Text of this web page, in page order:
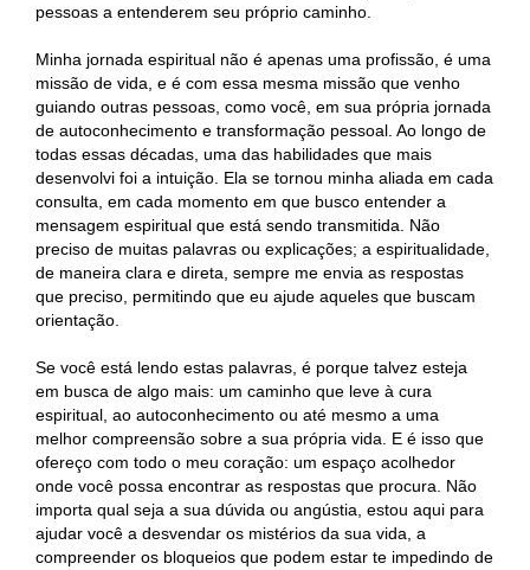
pessoas a entenderem seu próprio caminho.
Minha jornada espiritual não é apenas uma profissão, é uma
missão de vida, e é com essa mesma missão que venho
guiando outras pessoas, como você, em sua própria jornada
de autoconhecimento e transformação pessoal. Ao longo de
todas essas décadas, uma das habilidades que mais
desenvolvi foi a intuição. Ela se tornou minha aliada em cada
consulta, em cada momento em que busco entender a
mensagem espiritual que está sendo transmitida. Não
preciso de muitas palavras ou explicações; a espiritualidade,
de maneira clara e direta, sempre me envia as respostas
que preciso, permitindo que eu ajude aqueles que buscam
orientação.
Se você está lendo estas palavras, é porque talvez esteja
em busca de algo mais: um caminho que leve à cura
espiritual, ao autoconhecimento ou até mesmo a uma
melhor compreensão sobre a sua própria vida. E é isso que
ofereço com todo o meu coração: um espaço acolhedor
onde você possa encontrar as respostas que procura. Não
importa qual seja a sua dúvida ou angústia, estou aqui para
ajudar você a desvendar os mistérios da sua vida, a
compreender os bloqueios que podem estar te impedindo de